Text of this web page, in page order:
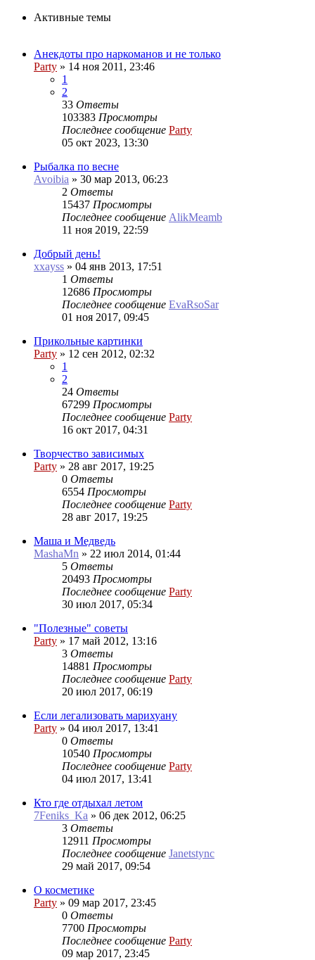
Активные темы
Анекдоты про наркоманов и не только
Party » 14 ноя 2011, 23:46
1
2
33 Ответы
103383 Просмотры
Последнее сообщение Party
05 окт 2023, 13:30
Рыбалка по весне
Avoibia » 30 мар 2013, 06:23
2 Ответы
15437 Просмотры
Последнее сообщение AlikMeamb
11 ноя 2019, 22:59
Добрый день!
xxayss » 04 янв 2013, 17:51
1 Ответы
12686 Просмотры
Последнее сообщение EvaRsoSar
01 ноя 2017, 09:45
Прикольные картинки
Party » 12 сен 2012, 02:32
1
2
24 Ответы
67299 Просмотры
Последнее сообщение Party
16 окт 2017, 04:31
Творчество зависимых
Party » 28 авг 2017, 19:25
0 Ответы
6554 Просмотры
Последнее сообщение Party
28 авг 2017, 19:25
Маша и Медведь
MashaMn » 22 июл 2014, 01:44
5 Ответы
20493 Просмотры
Последнее сообщение Party
30 июл 2017, 05:34
"Полезные" советы
Party » 17 май 2012, 13:16
3 Ответы
14881 Просмотры
Последнее сообщение Party
20 июл 2017, 06:19
Если легализовать марихуану
Party » 04 июл 2017, 13:41
0 Ответы
10540 Просмотры
Последнее сообщение Party
04 июл 2017, 13:41
Кто где отдыхал летом
7Feniks_Ka » 06 дек 2012, 06:25
3 Ответы
12911 Просмотры
Последнее сообщение Janetstync
29 май 2017, 09:54
О косметике
Party » 09 мар 2017, 23:45
0 Ответы
7700 Просмотры
Последнее сообщение Party
09 мар 2017, 23:45